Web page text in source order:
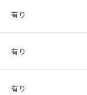
有り
有り
有り